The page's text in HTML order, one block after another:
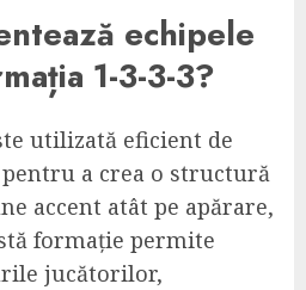
echipele
1-3-3-3?
utilizată eficient de
pentru a crea o structură
accent atât pe apărare,
formație permite
jucătorilor,